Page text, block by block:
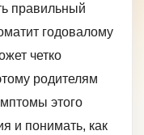
правильный
годовалому
четко
родителям
этого
и понимать, как